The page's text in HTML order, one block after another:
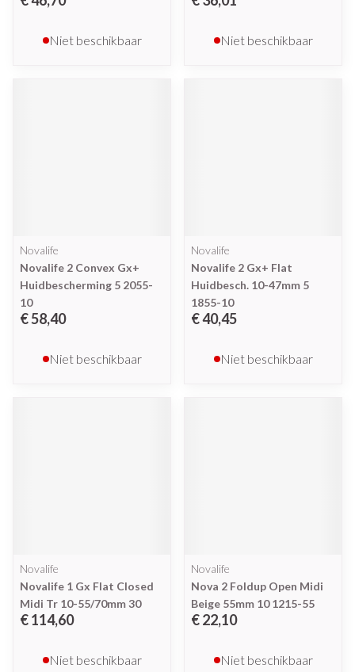
Niet beschikbaar Niet beschikbaar
Novalife
Novalife 2 Convex Gx+
Huidbescherming 5 2055-
10
€ 58,40
Niet beschikbaar
Novalife
Novalife 2 Gx+ Flat
Huidbesch. 10-47mm 5
1855-10
€ 40,45
Niet beschikbaar
Novalife
Novalife 1 Gx Flat Closed
Midi Tr 10-55/70mm 30
€ 114,60
Niet beschikbaar
Novalife
Nova 2 Foldup Open Midi
Beige 55mm 10 1215-55
€ 22,10
Niet beschikbaar